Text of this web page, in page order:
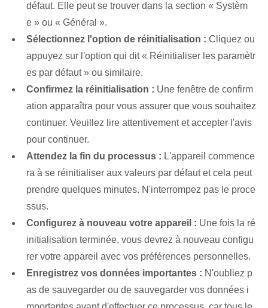
défaut.⁢ Elle peut se trouver dans la section « Systèm
e » ou « Général ».
Sélectionnez l'option de réinitialisation : Cliquez ou
appuyez sur l'option qui dit « Réinitialiser les paramètr
es par défaut » ou similaire.
Confirmez la réinitialisation : Une ⁤fenêtre de confirm
ation⁢ apparaîtra pour vous assurer que vous souhaitez
continuer. Veuillez lire attentivement et accepter l'avis
pour continuer.
Attendez la fin du processus : L'appareil commence
ra à se réinitialiser aux valeurs par défaut et cela peut
prendre quelques minutes. N'interrompez pas le proce
ssus.
Configurez à nouveau votre appareil : Une fois la ré
initialisation terminée, vous devrez à nouveau configu
rer votre appareil avec vos préférences personnelles.
Enregistrez vos données importantes : N'oubliez p
as de sauvegarder ou de sauvegarder vos données i